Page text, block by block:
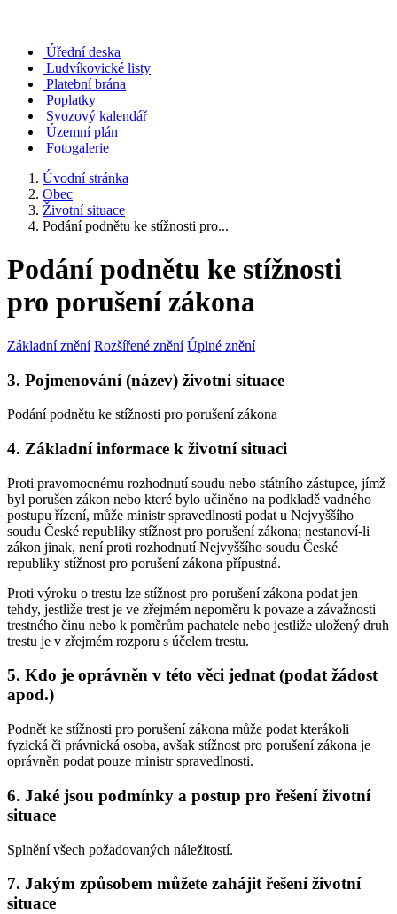
Úřední deska
Ludvíkovické listy
Platební brána
Poplatky
Svozový kalendář
Územní plán
Fotogalerie
Úvodní stránka
Obec
Životní situace
Podání podnětu ke stížnosti pro...
Podání podnětu ke stížnosti
pro porušení zákona
Základní znění Rozšířené znění Úplné znění
3. Pojmenování (název) životní situace
Podání podnětu ke stížnosti pro porušení zákona
4. Základní informace k životní situaci
Proti pravomocnému rozhodnutí soudu nebo státního zástupce, jímž
byl porušen zákon nebo které bylo učiněno na podkladě vadného
postupu řízení, může ministr spravedlnosti podat u Nejvyššího
soudu České republiky stížnost pro porušení zákona; nestanoví-li
zákon jinak, není proti rozhodnutí Nejvyššího soudu České
republiky stížnost pro porušení zákona přípustná.
Proti výroku o trestu lze stížnost pro porušení zákona podat jen
tehdy, jestliže trest je ve zřejmém nepoměru k povaze a závažnosti
trestného činu nebo k poměrům pachatele nebo jestliže uložený druh
trestu je v zřejmém rozporu s účelem trestu.
5. Kdo je oprávněn v této věci jednat (podat žádost
apod.)
Podnět ke stížnosti pro porušení zákona může podat kterákoli
fyzická či právnická osoba, avšak stížnost pro porušení zákona je
oprávněn podat pouze ministr spravedlnosti.
6. Jaké jsou podmínky a postup pro řešení životní
situace
Splnění všech požadovaných náležitostí.
7. Jakým způsobem můžete zahájit řešení životní
situace